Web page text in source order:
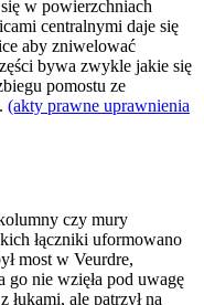
w powierzchniach
centralnymi daje się
aby zniwelować
bywa zwykle jakie się
pomostu ze
(akty prawne uprawnienia
czy mury
łączniki uformowano
most w Veurdre,
nie wzięła pod uwagę
łukami, ale patrzył na